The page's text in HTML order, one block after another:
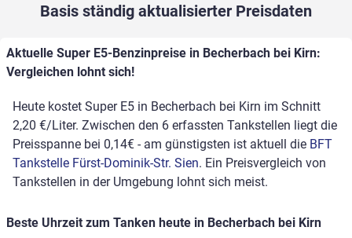
Basis ständig aktualisierter Preisdaten
Aktuelle Super E5-Benzinpreise in Becherbach bei Kirn:
Vergleichen lohnt sich!
Heute kostet Super E5 in Becherbach bei Kirn im Schnitt
2,20 €/Liter. Zwischen den 6 erfassten Tankstellen liegt die
Preisspanne bei 0,14€ - am günstigsten ist aktuell die BFT
Tankstelle Fürst-Dominik-Str. Sien. Ein Preisvergleich von
Tankstellen in der Umgebung lohnt sich meist.
Beste Uhrzeit zum Tanken heute in Becherbach bei Kirn